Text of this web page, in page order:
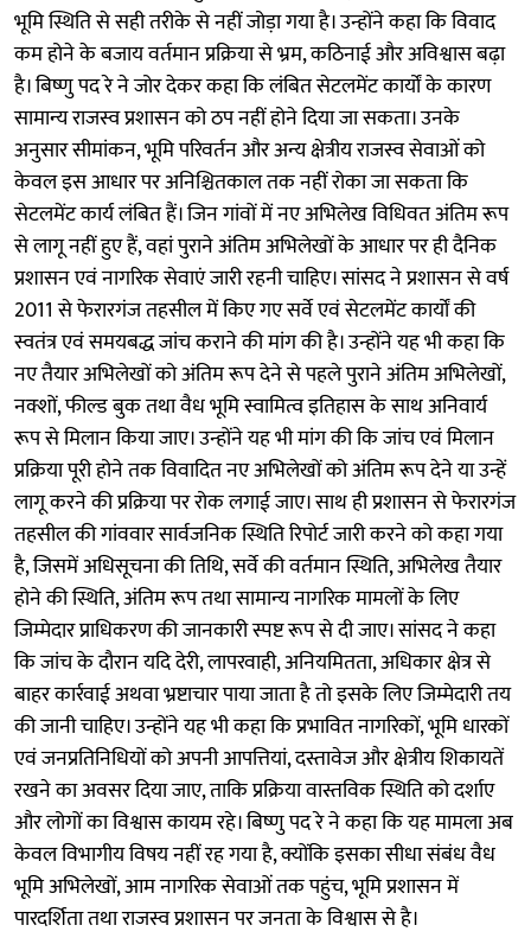
भूमि स्थिति से सही तरीके से नहीं जोड़ा गया है। उन्होंने कहा कि विवाद
कम होने के बजाय वर्तमान प्रक्रिया से भ्रम, कठिनाई और अविश्वास बढ़ा
है। बिष्णु पद रे ने जोर देकर कहा कि लंबित सेटलमेंट कार्यों के कारण
सामान्य राजस्व प्रशासन को ठप नहीं होने दिया जा सकता। उनके
अनुसार सीमांकन, भूमि परिवर्तन और अन्य क्षेत्रीय राजस्व सेवाओं को
केवल इस आधार पर अनिश्चितकाल तक नहीं रोका जा सकता कि
सेटलमेंट कार्य लंबित हैं। जिन गांवों में नए अभिलेख विधिवत अंतिम रूप
से लागू नहीं हुए हैं, वहां पुराने अंतिम अभिलेखों के आधार पर ही दैनिक
प्रशासन एवं नागरिक सेवाएं जारी रहनी चाहिए। सांसद ने प्रशासन से वर्ष
2011 से फेरारगंज तहसील में किए गए सर्वे एवं सेटलमेंट कार्यों की
स्वतंत्र एवं समयबद्ध जांच कराने की मांग की है। उन्होंने यह भी कहा कि
नए तैयार अभिलेखों को अंतिम रूप देने से पहले पुराने अंतिम अभिलेखों,
नक्शों, फील्ड बुक तथा वैध भूमि स्वामित्व इतिहास के साथ अनिवार्य
रूप से मिलान किया जाए। उन्होंने यह भी मांग की कि जांच एवं मिलान
प्रक्रिया पूरी होने तक विवादित नए अभिलेखों को अंतिम रूप देने या उन्हें
लागू करने की प्रक्रिया पर रोक लगाई जाए। साथ ही प्रशासन से फेरारगंज
तहसील की गांववार सार्वजनिक स्थिति रिपोर्ट जारी करने को कहा गया
है, जिसमें अधिसूचना की तिथि, सर्वे की वर्तमान स्थिति, अभिलेख तैयार
होने की स्थिति, अंतिम रूप तथा सामान्य नागरिक मामलों के लिए
जिम्मेदार प्राधिकरण की जानकारी स्पष्ट रूप से दी जाए। सांसद ने कहा
कि जांच के दौरान यदि देरी, लापरवाही, अनियमितता, अधिकार क्षेत्र से
बाहर कार्रवाई अथवा भ्रष्टाचार पाया जाता है तो इसके लिए जिम्मेदारी तय
की जानी चाहिए। उन्होंने यह भी कहा कि प्रभावित नागरिकों, भूमि धारकों
एवं जनप्रतिनिधियों को अपनी आपत्तियां, दस्तावेज और क्षेत्रीय शिकायतें
रखने का अवसर दिया जाए, ताकि प्रक्रिया वास्तविक स्थिति को दर्शाए
और लोगों का विश्वास कायम रहे। बिष्णु पद रे ने कहा कि यह मामला अब
केवल विभागीय विषय नहीं रह गया है, क्योंकि इसका सीधा संबंध वैध
भूमि अभिलेखों, आम नागरिक सेवाओं तक पहुंच, भूमि प्रशासन में
पारदर्शिता तथा राजस्व प्रशासन पर जनता के विश्वास से है।